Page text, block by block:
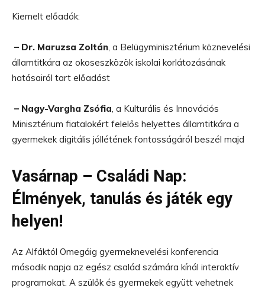
Kiemelt előadók:
– Dr. Maruzsa Zoltán, a Belügyminisztérium köznevelési
államtitkára az okoseszközök iskolai korlátozásának
hatásairól tart előadást
– Nagy-Vargha Zsófia, a Kulturális és Innovációs
Minisztérium fiatalokért felelős helyettes államtitkára a
gyermekek digitális jóllétének fontosságáról beszél majd
Vasárnap – Családi Nap:
Élmények, tanulás és játék egy
helyen!
Az Alfáktól Omegáig gyermeknevelési konferencia
második napja az egész család számára kínál interaktív
programokat. A szülők és gyermekek együtt vehetnek